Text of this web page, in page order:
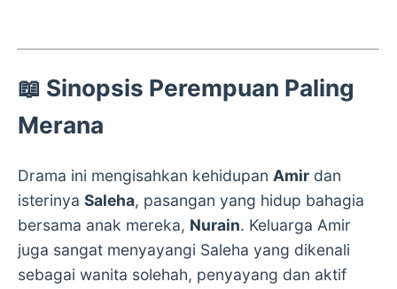
📖 Sinopsis Perempuan Paling
Merana
Drama ini mengisahkan kehidupan Amir dan
isterinya Saleha, pasangan yang hidup bahagia
bersama anak mereka, Nurain. Keluarga Amir
juga sangat menyayangi Saleha yang dikenali
sebagai wanita solehah, penyayang dan aktif